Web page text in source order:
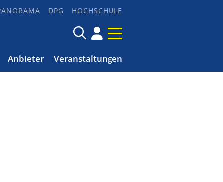
DPG HOCHSCHULE
Anbieter Veranstaltungen